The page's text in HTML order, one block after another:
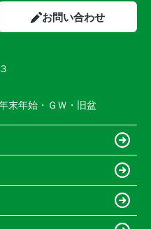
お問い合わせ
末年始・ＧＷ・旧盆